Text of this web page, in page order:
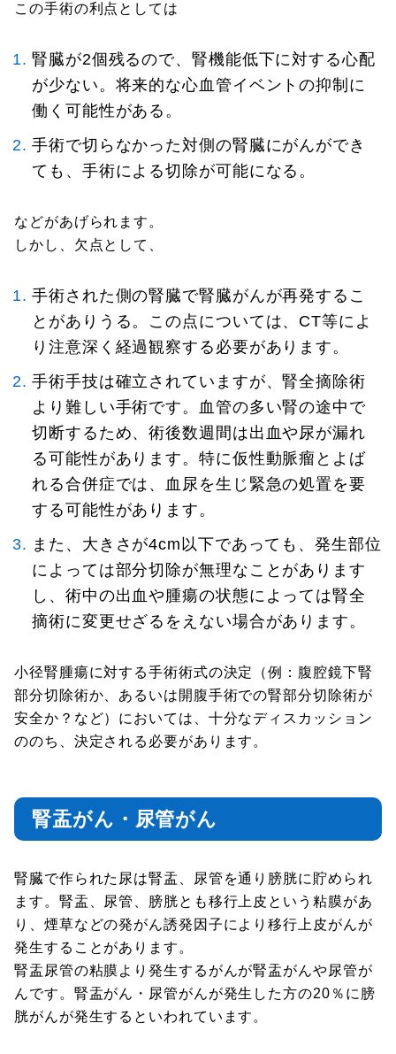
この手術の利点としては
腎臓が2個残るので、腎機能低下に対する心配
が少ない。将来的な心血管イベントの抑制に
働く可能性がある。
手術で切らなかった対側の腎臓にがんができ
ても、手術による切除が可能になる。
などがあげられます。
しかし、欠点として、
手術された側の腎臓で腎臓がんが再発するこ
とがありうる。この点については、CT等によ
り注意深く経過観察する必要があります。
手術手技は確立されていますが、腎全摘除術
より難しい手術です。血管の多い腎の途中で
切断するため、術後数週間は出血や尿が漏れ
る可能性があります。特に仮性動脈瘤とよば
れる合併症では、血尿を生じ緊急の処置を要
する可能性があります。
また、大きさが4cm以下であっても、発生部位
によっては部分切除が無理なことがあります
し、術中の出血や腫瘍の状態によっては腎全
摘術に変更せざるをえない場合があります。
小径腎腫瘍に対する手術術式の決定（例：腹腔鏡下腎
部分切除術か、あるいは開腹手術での腎部分切除術が
安全か？など）においては、十分なディスカッション
ののち、決定される必要があります。
腎盂がん・尿管がん
腎臓で作られた尿は腎盂、尿管を通り膀胱に貯められ
ます。腎盂、尿管、膀胱とも移行上皮という粘膜があ
り、煙草などの発がん誘発因子により移行上皮がんが
発生することがあります。
腎盂尿管の粘膜より発生するがんが腎盂がんや尿管が
んです。腎盂がん・尿管がんが発生した方の20％に膀
胱がんが発生するといわれています。